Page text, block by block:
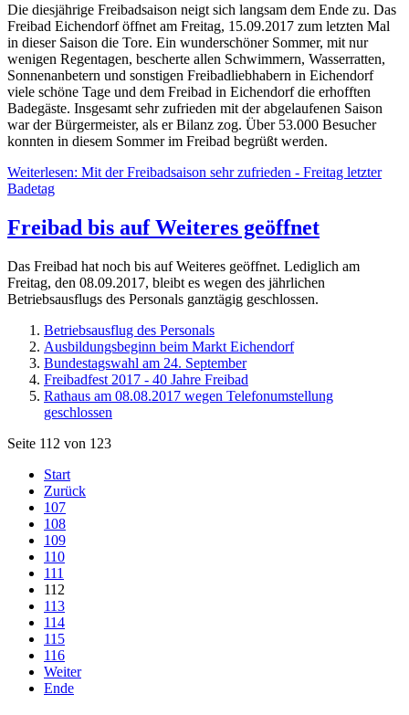
Die diesjährige Freibadsaison neigt sich langsam dem Ende zu. Das
Freibad Eichendorf öffnet am Freitag, 15.09.2017 zum letzten Mal
in dieser Saison die Tore. Ein wunderschöner Sommer, mit nur
wenigen Regentagen, bescherte allen Schwimmern, Wasserratten,
Sonnenanbetern und sonstigen Freibadliebhabern in Eichendorf
viele schöne Tage und dem Freibad in Eichendorf die erhofften
Badegäste. Insgesamt sehr zufrieden mit der abgelaufenen Saison
war der Bürgermeister, als er Bilanz zog. Über 53.000 Besucher
konnten in diesem Sommer im Freibad begrüßt werden.
Weiterlesen: Mit der Freibadsaison sehr zufrieden - Freitag letzter
Badetag
Freibad bis auf Weiteres geöffnet
Das Freibad hat noch bis auf Weiteres geöffnet. Lediglich am
Freitag, den 08.09.2017, bleibt es wegen des jährlichen
Betriebsausflugs des Personals ganztägig geschlossen.
Betriebsausflug des Personals
Ausbildungsbeginn beim Markt Eichendorf
Bundestagswahl am 24. September
Freibadfest 2017 - 40 Jahre Freibad
Rathaus am 08.08.2017 wegen Telefonumstellung
geschlossen
Seite 112 von 123
Start
Zurück
107
108
109
110
111
112
113
114
115
116
Weiter
Ende